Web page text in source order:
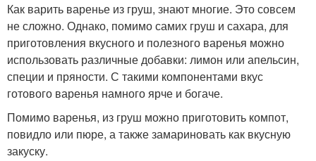
Как варить варенье из груш, знают многие. Это совсем
не сложно. Однако, помимо самих груш и сахара, для
приготовления вкусного и полезного варенья можно
использовать различные добавки: лимон или апельсин,
специи и пряности. С такими компонентами вкус
готового варенья намного ярче и богаче.
Помимо варенья, из груш можно приготовить компот,
повидло или пюре, а также замариновать как вкусную
закуску.